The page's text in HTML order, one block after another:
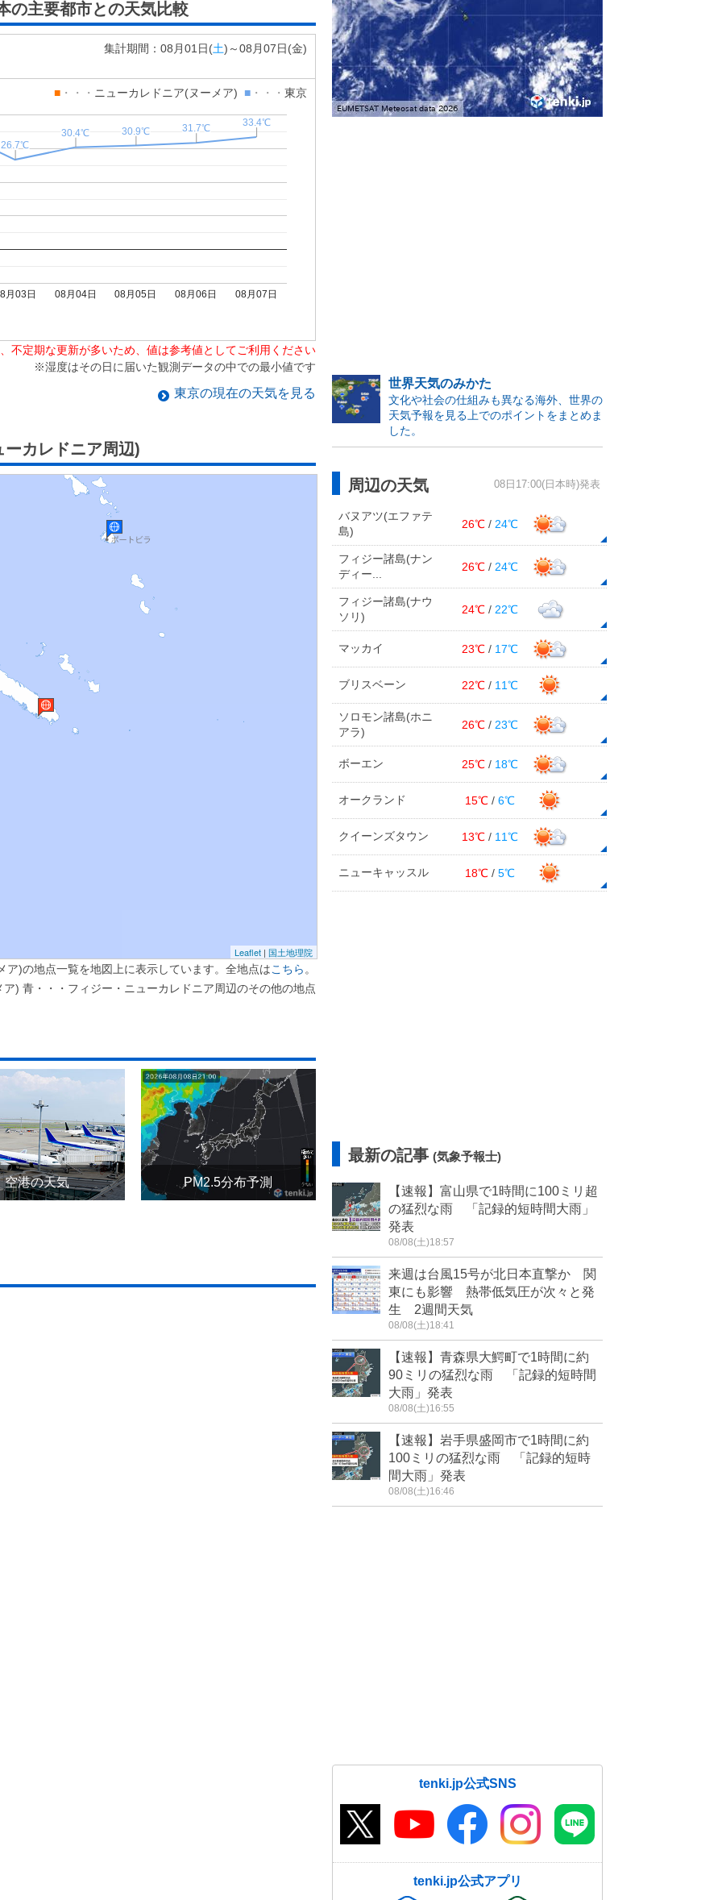
の主要都市との天気比較
集計期間：08月01日(土)～08月07日(金)
■ ・・・ ニューカレドニア(ヌーメア) ■ ・・・ 東京
月03日 08月04日 08月05日 08月06日 08月07日
26.7℃
26.7℃
30.4℃
30.4℃ 30.9℃
30.9℃ 31.7℃
31.7℃
33.4℃
33.4℃
不定期な更新が多いため、値は参考値としてご利用ください
※湿度はその日に届いた観測データの中での最小値です
東京の現在の天気を見る
カレドニア周辺)
Leaflet | 国土地理院
)の地点一覧を地図上に表示しています。全地点はこちら 。
) 青・・・フィジー・ニューカレドニア周辺のその他の地点
空港の天気 PM2.5分布予測
世界天気のみかた
文化や社会の仕組みも異なる海外、世界の
天気予報を見る上でのポイントをまとめま
した。
周辺の天気 08日17:00(日本時)発表
バヌアツ(エファテ
島)
26℃ / 24℃
フィジー諸島(ナン
ディー...
26℃ / 24℃
フィジー諸島(ナウ
ソリ)
24℃ / 22℃
マッカイ 23℃ / 17℃
ブリスベーン 22℃ / 11℃
ソロモン諸島(ホニ
アラ)
26℃ / 23℃
ボーエン 25℃ / 18℃
オークランド 15℃ /6℃
クイーンズタウン 13℃ / 11℃
ニューキャッスル 18℃ /5℃
最新の記事 (気象予報士)
【速報】富山県で1時間に100ミリ超
の猛烈な雨 「記録的短時間大雨」
発表
08/08(土)18:57
来週は台風15号が北日本直撃か 関
東にも影響 熱帯低気圧が次々と発
生 2週間天気
08/08(土)18:41
【速報】青森県大鰐町で1時間に約
90ミリの猛烈な雨 「記録的短時間
大雨」発表
08/08(土)16:55
【速報】岩手県盛岡市で1時間に約
100ミリの猛烈な雨 「記録的短時
間大雨」発表
08/08(土)16:46
tenki.jp公式SNS
tenki.jp公式アプリ